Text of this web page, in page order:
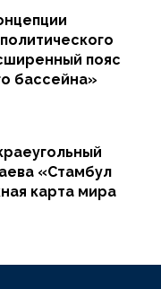
пояс
бассейна»
«Стамбул
карта мира